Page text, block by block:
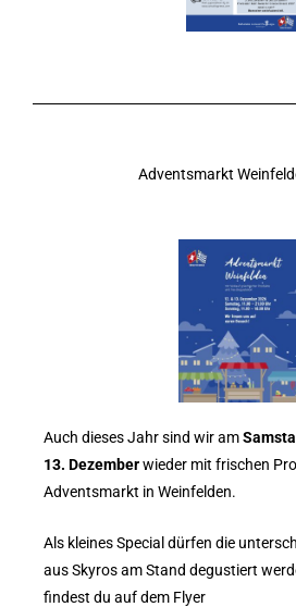
Adventsmarkt
Auch dieses Jahr sind wir am
13. Dezemberwieder mit frischen
Adventsmarkt in Weinfelden.
Als kleines Special dürfen die
aus Skyros am Stand degustiert
findest du auf dem Flyer